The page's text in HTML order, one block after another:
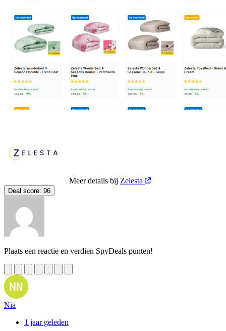
Meer details bij Zelesta
Deal score: 96
Plaats een reactie en verdien SpyDeals punten!
Nia
1 jaar geleden